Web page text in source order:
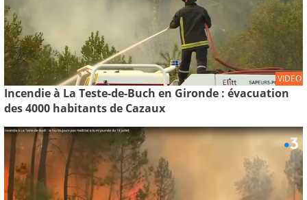
VIDEO
Incendie à La Teste-de-Buch en Gironde : évacuation
des 4000 habitants de Cazaux